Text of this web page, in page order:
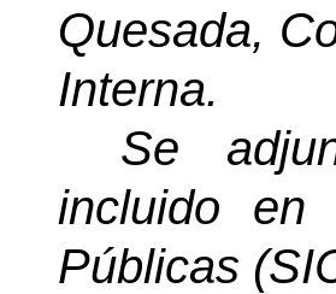
Quesada,
Interna.
Se
incluido en
Públicas